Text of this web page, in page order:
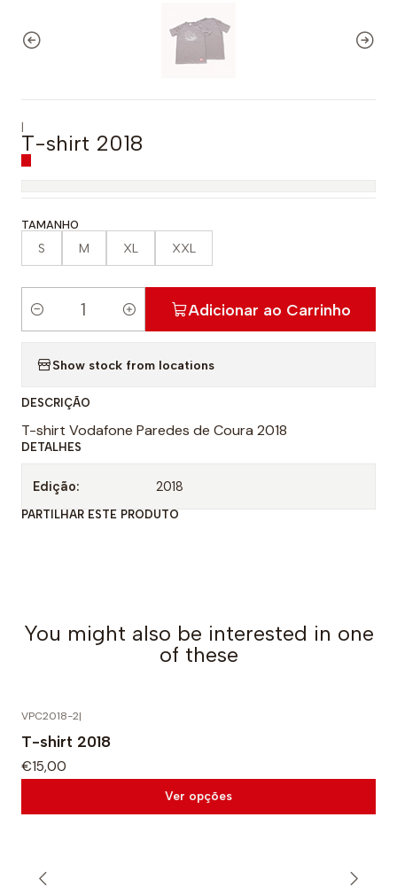
|
T-shirt 2018
TAMANHO
S M XL XXL
Adicionar ao Carrinho
Show stock from locations
DESCRIÇÃO
T-shirt Vodafone Paredes de Coura 2018
DETALHES
Edição: 2018
PARTILHAR ESTE PRODUTO
You might also be interested in one
of these
VPC2018-2|
T-shirt 2018
€15,00
Ver opções